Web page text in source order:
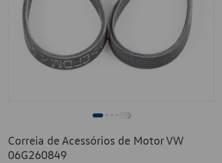
Correia de Acessórios de Motor VW
06G260849